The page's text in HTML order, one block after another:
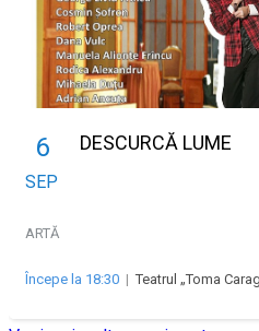
6
SEP
DESCURCĂ LUME
ARTĂ
Începe la 18:30 |Teatrul „Toma Caragiu”